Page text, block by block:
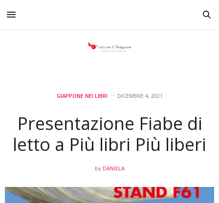
GIAPPONE NEI LIBRI DICEMBRE 4, 2021
Presentazione Fiabe di
letto a Più libri Più liberi
by DANIELA